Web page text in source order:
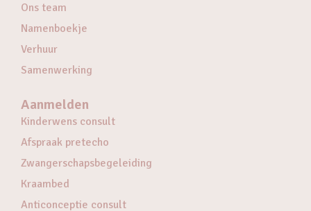
Ons team
Namenboekje
Verhuur
Samenwerking
Aanmelden
Kinderwens consult
Afspraak pretecho
Zwangerschapsbegeleiding
Kraambed
Anticonceptie consult